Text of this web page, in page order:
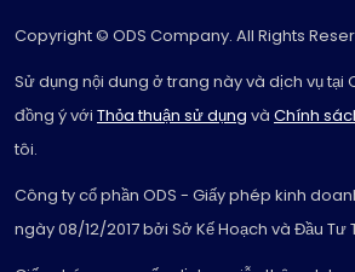
Copyright © ODS Company. All Rights
Sử dụng nội dung ở trang này và dịch vụ tại
đồng ý với Thỏa thuận sử dụng và Chính
tôi.
Công ty cổ phần ODS - Giấy phép kinh
ngày 08/12/2017 bởi Sở Kế Hoạch và Đầu Tư